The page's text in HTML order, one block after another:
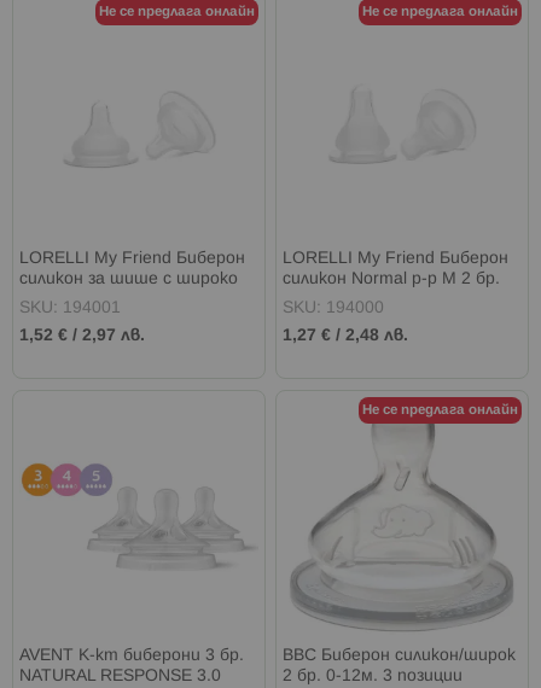
Не се предлага онлайн
LORELLI My Friend Биберон
силикон за шише с широко
гърло р-р M 2 бр.
SKU: 194001
1,52 € / 2,97 лв.
Не се предлага онлайн
LORELLI My Friend Биберон
силикон Normal р-р M 2 бр.
SKU: 194000
1,27 € /2,48 лв.
AVENT К-кт биберони 3 бр.
NATURAL RESPONSE 3.0
Не се предлага онлайн
BBC Биберон силикон/широк
2 бр. 0-12м. 3 позиции